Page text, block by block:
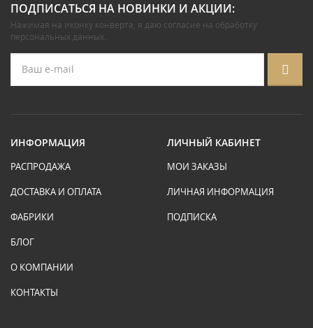
ПОДПИСАТЬСЯ НА НОВИНКИ И АКЦИИ:
Нажимая на иконку конверта, я даю согласие на обработку
персональных данных.
ИНФОРМАЦИЯ
РАСПРОДАЖА
ДОСТАВКА И ОПЛАТА
ФАБРИКИ
БЛОГ
О КОМПАНИИ
КОНТАКТЫ
ЛИЧНЫЙ КАБИНЕТ
МОИ ЗАКАЗЫ
ЛИЧНАЯ ИНФОРМАЦИЯ
ПОДПИСКА